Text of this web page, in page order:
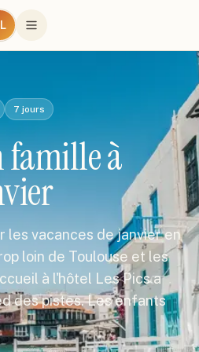
7 jours
famille à
les vacances de janvier en
loin de Toulouse et les
à l'hôtel Les Pics a
des pistes. Les enfants